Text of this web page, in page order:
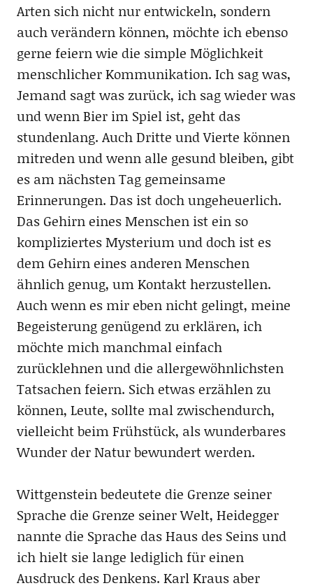
Arten sich nicht nur entwickeln, sondern
auch verändern können, möchte ich ebenso
gerne feiern wie die simple Möglichkeit
menschlicher Kommunikation. Ich sag was,
Jemand sagt was zurück, ich sag wieder was
und wenn Bier im Spiel ist, geht das
stundenlang. Auch Dritte und Vierte können
mitreden und wenn alle gesund bleiben, gibt
es am nächsten Tag gemeinsame
Erinnerungen. Das ist doch ungeheuerlich.
Das Gehirn eines Menschen ist ein so
kompliziertes Mysterium und doch ist es
dem Gehirn eines anderen Menschen
ähnlich genug, um Kontakt herzustellen.
Auch wenn es mir eben nicht gelingt, meine
Begeisterung genügend zu erklären, ich
möchte mich manchmal einfach
zurücklehnen und die allergewöhnlichsten
Tatsachen feiern. Sich etwas erzählen zu
können, Leute, sollte mal zwischendurch,
vielleicht beim Frühstück, als wunderbares
Wunder der Natur bewundert werden.
Wittgenstein bedeutete die Grenze seiner
Sprache die Grenze seiner Welt, Heidegger
nannte die Sprache das Haus des Seins und
ich hielt sie lange lediglich für einen
Ausdruck des Denkens. Karl Kraus aber